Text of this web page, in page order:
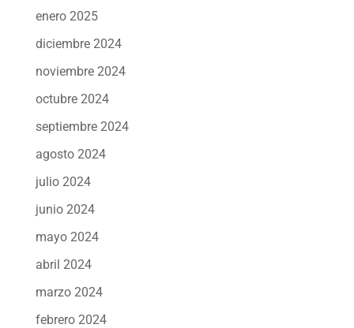
enero 2025
diciembre 2024
noviembre 2024
octubre 2024
septiembre 2024
agosto 2024
julio 2024
junio 2024
mayo 2024
abril 2024
marzo 2024
febrero 2024